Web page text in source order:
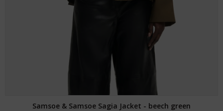
Samsoe & Samsoe Sagia Jacket - beech green